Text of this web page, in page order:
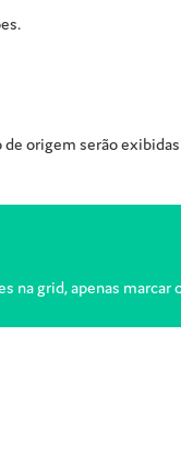
de origem serão
grid, apenas